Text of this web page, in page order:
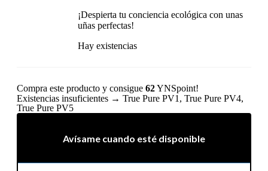
¡Despierta tu conciencia ecológica con unas
uñas perfectas!
Hay existencias
Compra este producto y consigue 62YNSpoint!
Existencias insuficientes → True Pure PV1, True Pure PV4,
True Pure PV5
Avísame cuando esté disponible